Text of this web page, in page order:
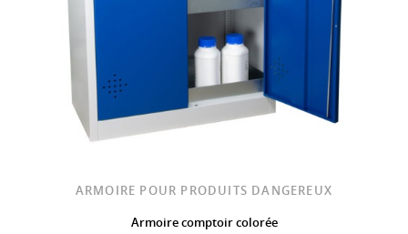
ARMOIRE POUR PRODUITS DANGEREUX
Armoire comptoir colorée